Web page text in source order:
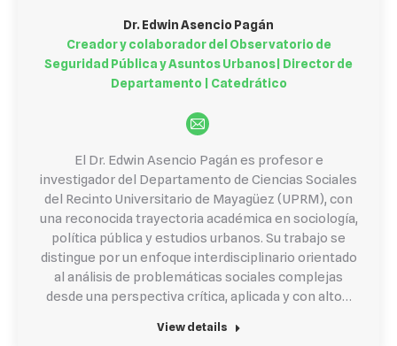
Dr. Edwin Asencio Pagán
Creador y colaborador del Observatorio de
Seguridad Pública y Asuntos Urbanos| Director de
Departamento | Catedrático
El Dr. Edwin Asencio Pagán es profesor e
investigador del Departamento de Ciencias Sociales
del Recinto Universitario de Mayagüez (UPRM), con
una reconocida trayectoria académica en sociología,
política pública y estudios urbanos. Su trabajo se
distingue por un enfoque interdisciplinario orientado
al análisis de problemáticas sociales complejas
desde una perspectiva crítica, aplicada y con alto…
E-
mail
View details